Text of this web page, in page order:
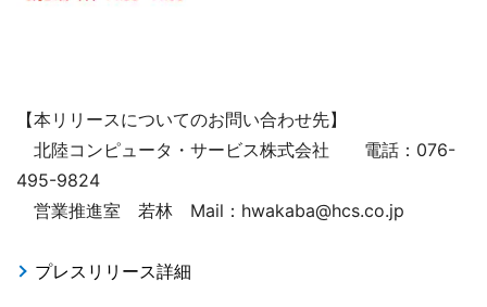
【本リリースについてのお問い合わせ先】
北陸コンピュータ・サービス株式会社 電話：076-
495-9824
営業推進室 若林 Mail：hwakaba@hcs.co.jp
プレスリリース詳細